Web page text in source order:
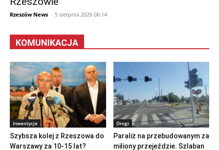
Rzeszów News - 5 sierpnia 2026 06:14
KOMUNIKACJA
Inwestycje
Szybsza kolej z Rzeszowa do
Warszawy za 10-15 lat?
Drogi
Paraliż na przebudowanym za
miliony przejeździe. Szlaban